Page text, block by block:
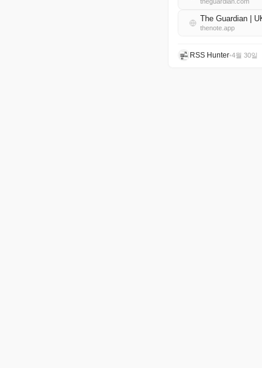
The Guardian |
thenote.app
RSS Hunter•4월 30일